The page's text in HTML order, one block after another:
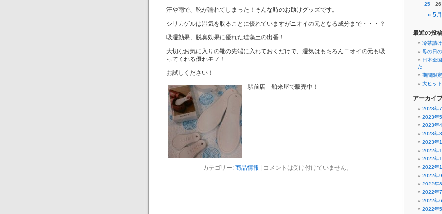
汗や雨で、靴が濡れてしまった！そんな時のお助けグッズです。
シリカゲルは湿気を取ることに優れていますがニオイの元となる成分まで・・・？
吸湿効果、脱臭効果に優れた珪藻土の出番！
大切なお気に入りの靴の先端に入れておくだけで、湿気はもちろんニオイの元も吸
ってくれる優れモノ！
お試しください！
駅前店 舶来屋で販売中！
カテゴリー: 商品情報 コメントは受け付けていません。
« 5月
25
26
最近の投稿
冷茶請
母の日
日本全
た
期間限
大ヒッ
アーカイブ
2023年7
2023年5
2023年4
2023年3
2023年1
2022年
2022年
2022年
2022年9
2022年8
2022年7
2022年6
2022年5